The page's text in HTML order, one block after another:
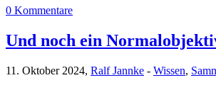
0 Kommentare
Und noch ein
11. Oktober 2024, Ralf Jannke - Wissen,